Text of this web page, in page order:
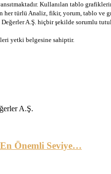
Kullanılan tablo
her türlü Analiz, fikir, yorum, tablo
A.Ş. hiçbir şekilde sorumlu
yetki belgesine sahiptir.
A.Ş.
Önemli Seviye…